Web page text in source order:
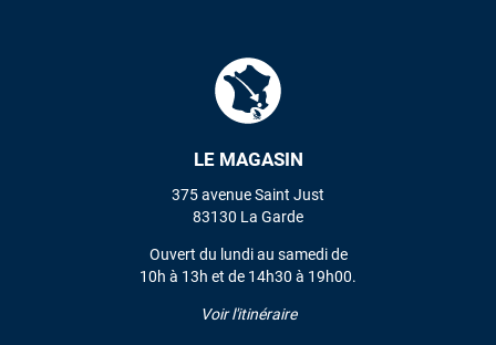
LE MAGASIN
375 avenue Saint Just
83130 La Garde
Ouvert du lundi au samedi de
10h à 13h et de 14h30 à 19h00.
Voir l'itinéraire